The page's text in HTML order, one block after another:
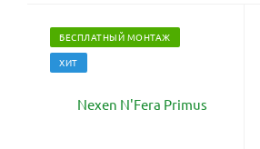
БЕСПЛАТНЫЙ МОНТАЖ
ХИТ